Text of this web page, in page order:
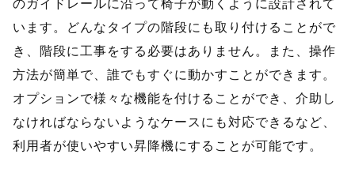
のガイドレールに沿って椅子が動くように設計されて
います。どんなタイプの階段にも取り付けることがで
き、階段に工事をする必要はありません。また、操作
方法が簡単で、誰でもすぐに動かすことができます。
オプションで様々な機能を付けることができ、介助し
なければならないようなケースにも対応できるなど、
利用者が使いやすい昇降機にすることが可能です。